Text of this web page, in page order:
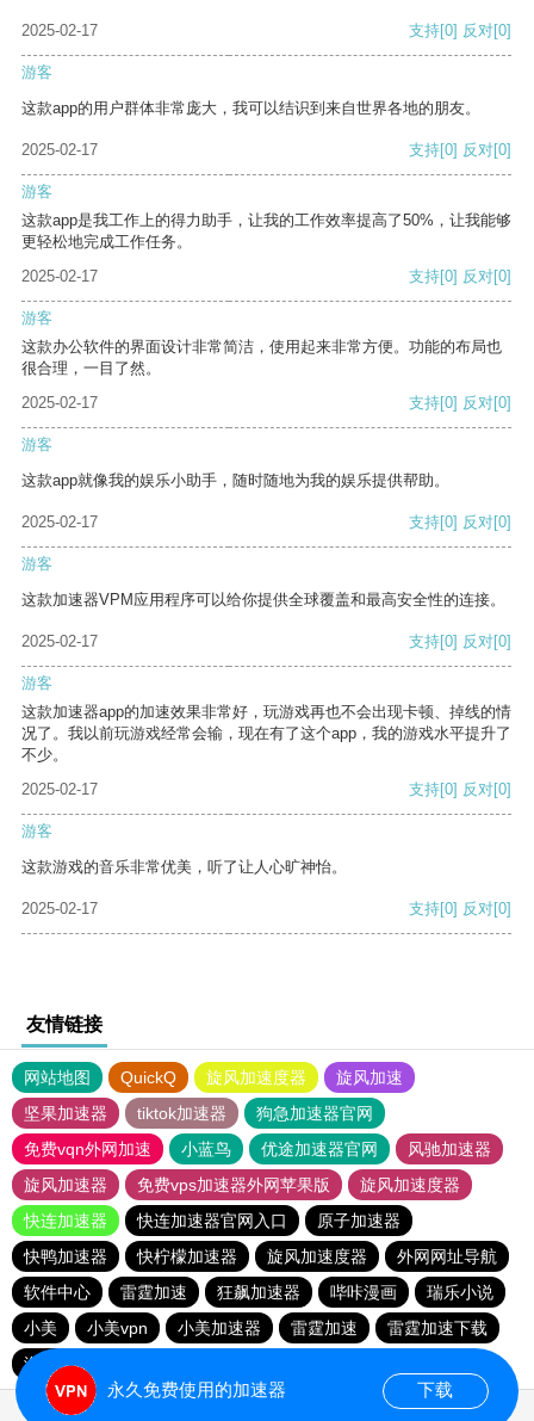
2025-02-17 支持[0] 反对[0]
游客
这款app的用户群体非常庞大，我可以结识到来自世界各地的朋友。
2025-02-17 支持[0] 反对[0]
游客
这款app是我工作上的得力助手，让我的工作效率提高了50%，让我能够
更轻松地完成工作任务。
2025-02-17
支持[0] 反对[0]
游客
这款办公软件的界面设计非常简洁，使用起来非常方便。功能的布局也
很合理，一目了然。
2025-02-17
支持[0] 反对[0]
游客
这款app就像我的娱乐小助手，随时随地为我的娱乐提供帮助。
2025-02-17 支持[0] 反对[0]
游客
这款加速器VPM应用程序可以给你提供全球覆盖和最高安全性的连接。
2025-02-17 支持[0] 反对[0]
游客
这款加速器app的加速效果非常好，玩游戏再也不会出现卡顿、掉线的情
况了。我以前玩游戏经常会输，现在有了这个app，我的游戏水平提升了
不少。
2025-02-17
支持[0] 反对[0]
游客
这款游戏的音乐非常优美，听了让人心旷神怡。
2025-02-17 支持[0] 反对[0]
友情链接
网站地图 QuickQ 旋风加速度器
旋风加速
坚果加速器
tiktok加速器
狗急加速器官网
免费vqn外网加速
小蓝鸟 优途加速器官网
风驰加速器
旋风加速器
免费vps加速器外网苹果版
旋风加速度器
快连加速器
快连加速器官网入口
原子加速器
快鸭加速器
快柠檬加速器 旋风加速度器
外网网址导航
软件中心
雷霆加速 狂飙加速器 哔咔漫画
瑞乐小说
小美
小美vpn 小美加速器 雷霆加速
雷霆加速下载
海鸥加速度
永久免费使用的加速器 下载